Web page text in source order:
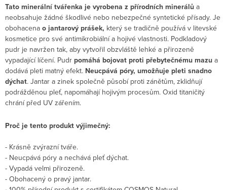
Tato minerální tvářenka je vyrobena z přírodních minerálů a
neobsahuje žádné škodlivé nebo nebezpečné syntetické přísady. Je
obohacena o jantarový prášek, který se tradičně používá v litevské
kosmetice pro své antimikrobiální a hojivé vlastnosti. Podkladový
pudr je navržen tak, aby vytvořil obzvláště lehké a přirozeně
vypadající líčení. Pudr pomáhá bojovat proti přebytečnému mazu a
dodává pleti matný efekt. Neucpává póry, umožňuje pleti snadno
dýchat. Jantar a zinek společně působí proti zánětům, zklidňují
podrážděnou pleť, napomáhají hojivým procesům. Oxid titaničitý
chrání před UV zářením.
Proč je tento produkt výjimečný:
- Krásně zvýrazní tváře.
- Neucpává póry a nechává pleť dýchat.
- Vypadá velmi přirozeně.
- Obohacený o pravý jantar.